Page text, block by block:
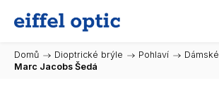
Domů / Dioptrické brýle / Pohlaví / Dámské
Marc Jacobs Šedá